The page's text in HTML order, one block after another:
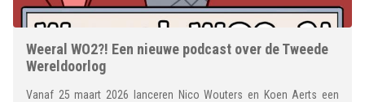
Weeral WO2?! Een nieuwe podcast over de Tweede
Wereldoorlog
Vanaf 25 maart 2026 lanceren Nico Wouters en Koen Aerts een